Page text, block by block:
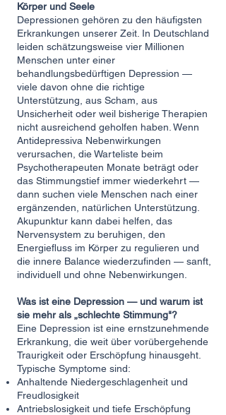
Körper und Seele
Depressionen gehören zu den häufigsten
Erkrankungen unserer Zeit. In Deutschland
leiden schätzungsweise vier Millionen
Menschen unter einer
behandlungsbedürftigen Depression —
viele davon ohne die richtige
Unterstützung, aus Scham, aus
Unsicherheit oder weil bisherige Therapien
nicht ausreichend geholfen haben. Wenn
Antidepressiva Nebenwirkungen
verursachen, die Warteliste beim
Psychotherapeuten Monate beträgt oder
das Stimmungstief immer wiederkehrt —
dann suchen viele Menschen nach einer
ergänzenden, natürlichen Unterstützung.
Akupunktur kann dabei helfen, das
Nervensystem zu beruhigen, den
Energiefluss im Körper zu regulieren und
die innere Balance wiederzufinden — sanft,
individuell und ohne Nebenwirkungen.
Was ist eine Depression — und warum ist
sie mehr als „schlechte Stimmung"?
Eine Depression ist eine ernstzunehmende
Erkrankung, die weit über vorübergehende
Traurigkeit oder Erschöpfung hinausgeht.
Typische Symptome sind:
Anhaltende Niedergeschlagenheit und
Freudlosigkeit
Antriebslosigkeit und tiefe Erschöpfung